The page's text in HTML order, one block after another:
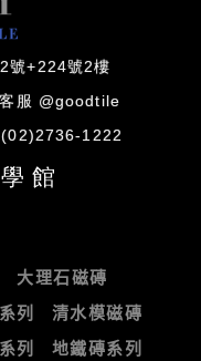
號+224號2樓
服 @goodtile
(02)2736-1222
館
大理石磁磚
列
清水模磁磚
列
地鐵磚系列